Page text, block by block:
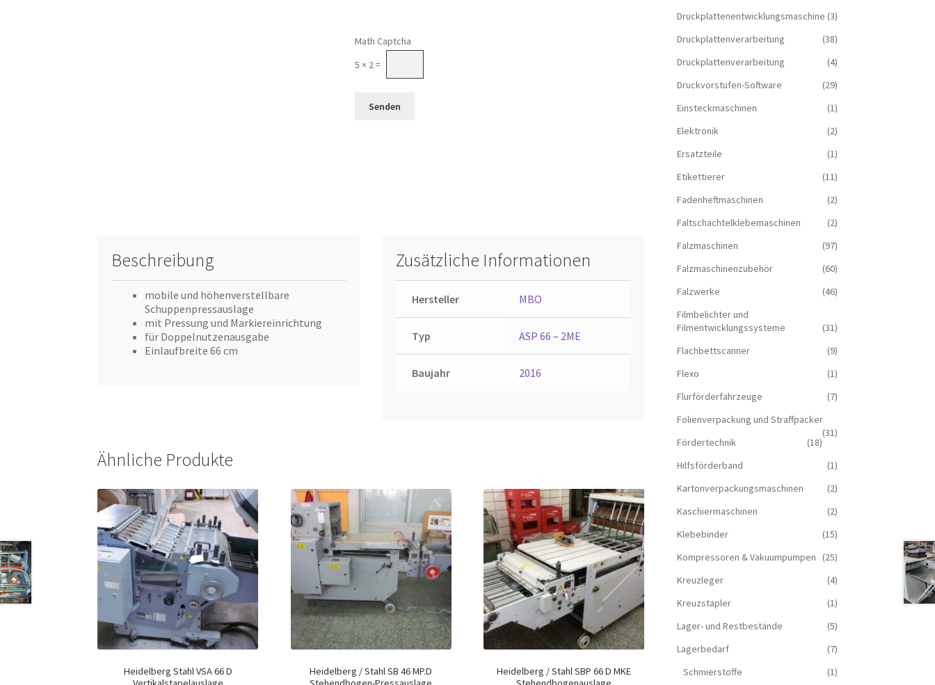
Math Captcha
5 × 2 =
Beschreibung
mobile und höhenverstellbare
Schuppenpressauslage
mit Pressung und Markiereinrichtung
für Doppelnutzenausgabe
Einlaufbreite 66 cm
Zusätzliche Informationen
Hersteller MBO
Typ ASP 66 – 2ME
Baujahr 2016
Ähnliche Produkte
Heidelberg Stahl VSA 66 D
Heidelberg / Stahl SB 46 MP.D
Heidelberg / Stahl SBP 66 D MKE
Druckplattenentwicklungsmaschine (3)
Druckplattenverarbeitung
(38)
Druckplattenverarbeitung
(4)
Druckvorstufen-Software
(29)
Einsteckmaschinen
(1)
Elektronik
(2)
Ersatzteile
(1)
Etikettierer
(11)
Fadenheftmaschinen
(2)
Faltschachtelklebemaschinen
(2)
Falzmaschinen
(97)
Falzmaschinenzubehör
(60)
Falzwerke
(46)
Filmbelichter und
Filmentwicklungssysteme
(31)
Flachbettscanner
(9)
Flexo
(1)
Flurförderfahrzeuge
(7)
Folienverpackung und Straffpacker
(31)
Fördertechnik
(18)
Hilfsförderband
(1)
Kartonverpackungsmaschinen
(2)
Kaschiermaschinen
(2)
Klebebinder
(15)
Kompressoren & Vakuum­pumpen
(25)
Kreuzleger
(4)
Kreuzstapler
(1)
Lager- und Restbestände
(5)
Lagerbedarf
(7)
Schmierstoffe
(1)